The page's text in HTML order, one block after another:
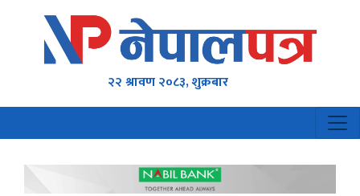
२२ श्रावण २०८३, शुक्रबार